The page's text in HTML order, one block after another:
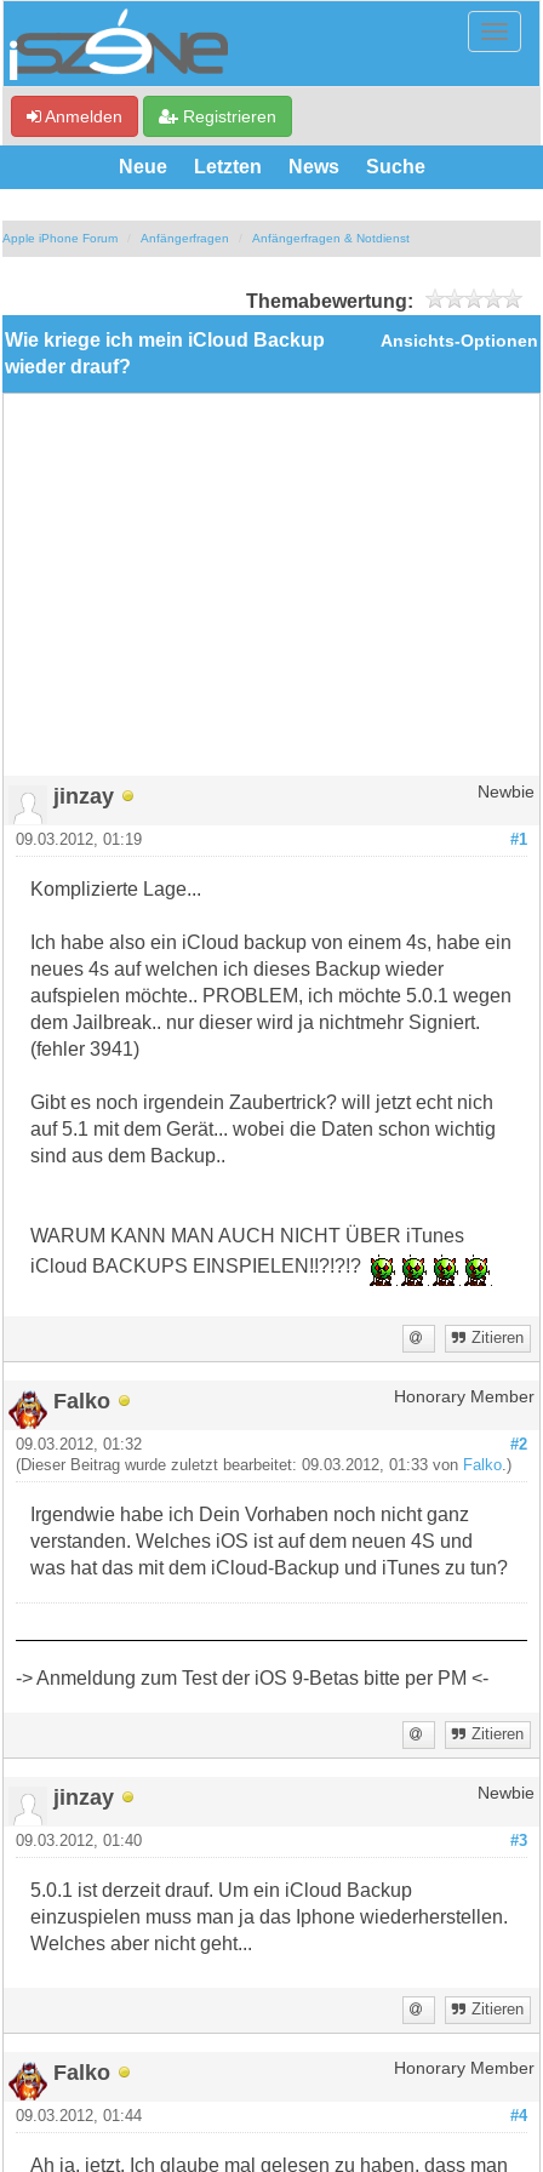
Anmelden Registrieren
Neue Letzten News Suche
Apple iPhone Forum Anfängerfragen Anfängerfragen & Notdienst
Themabewertung:
Ansichts-Optionen
Wie kriege ich mein iCloud Backup
wieder drauf?
jinzay Newbie
#1
09.03.2012, 01:19
Komplizierte Lage...
Ich habe also ein iCloud backup von einem 4s, habe ein
neues 4s auf welchen ich dieses Backup wieder
aufspielen möchte.. PROBLEM, ich möchte 5.0.1 wegen
dem Jailbreak.. nur dieser wird ja nichtmehr Signiert.
(fehler 3941)
Gibt es noch irgendein Zaubertrick? will jetzt echt nich
auf 5.1 mit dem Gerät... wobei die Daten schon wichtig
sind aus dem Backup..
WARUM KANN MAN AUCH NICHT ÜBER iTunes
iCloud BACKUPS EINSPIELEN!!?!?!?
Zitieren
Falko Honorary Member
#2
09.03.2012, 01:32
(Dieser Beitrag wurde zuletzt bearbeitet: 09.03.2012, 01:33 von Falko .)
Irgendwie habe ich Dein Vorhaben noch nicht ganz
verstanden. Welches iOS ist auf dem neuen 4S und
was hat das mit dem iCloud-Backup und iTunes zu tun?
-> Anmeldung zum Test der iOS 9-Betas bitte per PM <-
Zitieren
jinzay Newbie
#3
09.03.2012, 01:40
5.0.1 ist derzeit drauf. Um ein iCloud Backup
einzuspielen muss man ja das Iphone wiederherstellen.
Welches aber nicht geht...
Zitieren
Falko Honorary Member
#4
09.03.2012, 01:44
Ah ja, jetzt. Ich glaube mal gelesen zu haben, dass man